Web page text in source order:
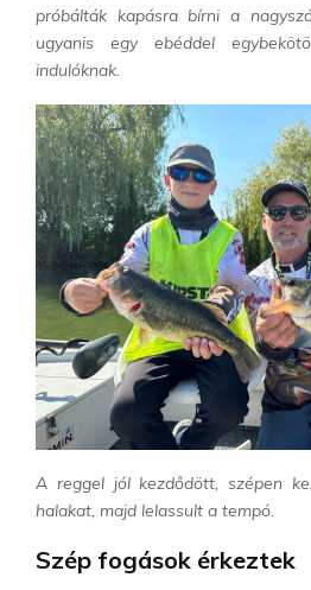
próbálták kapásra bírni a
ugyanis egy ebéddel
indulóknak.
A reggel jól kezdődött, szépen
halakat, majd lelassult a tempó.
Szép fogások érkeztek